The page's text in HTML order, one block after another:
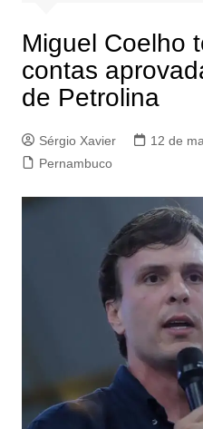
Miguel Coelho
contas
de Petrolina
Sérgio Xavier
12 de
Pernambuco